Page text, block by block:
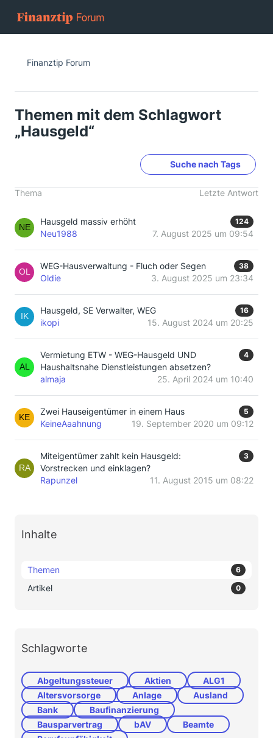
Finanztip Forum
Themen mit dem Schlagwort
„Hausgeld“
Suche nach Tags
Thema Letzte Antwort
Hausgeld massiv erhöht 124
Neu1988 7. August 2025 um 09:54
WEG-Hausverwaltung - Fluch oder Segen 38
Oldie 3. August 2025 um 23:34
Hausgeld, SE Verwalter, WEG 16
ikopi 15. August 2024 um 20:25
Vermietung ETW - WEG-Hausgeld UND
Haushaltsnahe Dienstleistungen absetzen?
4
almaja 25. April 2024 um 10:40
Zwei Hauseigentümer in einem Haus 5
KeineAaahnung 19. September 2020 um 09:12
Miteigentümer zahlt kein Hausgeld:
Vorstrecken und einklagen?
3
Rapunzel 11. August 2015 um 08:22
Inhalte
Themen 6
Artikel 0
Schlagworte
Abgeltungssteuer Aktien
ALG1
Altersvorsorge
Anlage
Ausland
Bank
Baufinanzierung
Bausparvertrag
bAV
Beamte